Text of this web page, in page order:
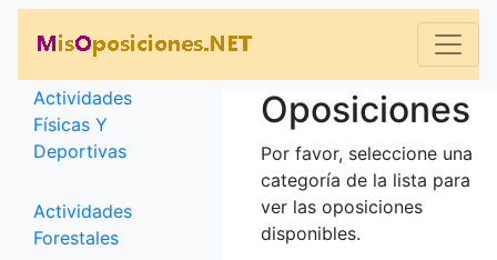
Categorías
Actividades
Físicas Y
Deportivas
Actividades
Forestales
Oposiciones
Por favor, seleccione una
categoría de la lista para
ver las oposiciones
disponibles.